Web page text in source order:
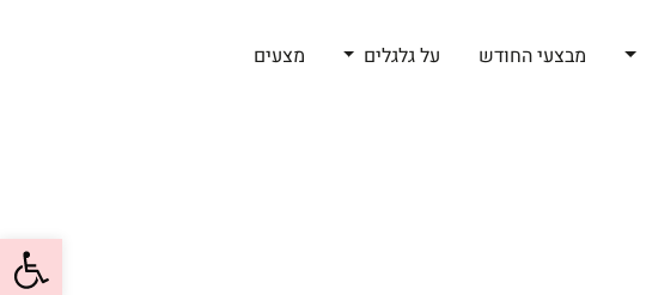
פתח
מבצעי החודש על גלגלים מצעים